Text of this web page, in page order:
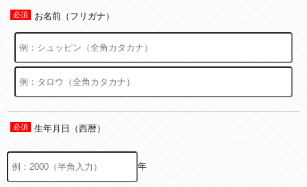
お名前（フリガナ）
生年月日（西暦）
年